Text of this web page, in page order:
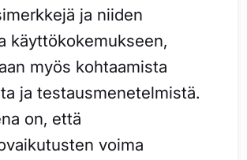
ja niiden
käyttökokemukseen,
myös kohtaamista
ja testausmenetelmistä.
on, että
voima